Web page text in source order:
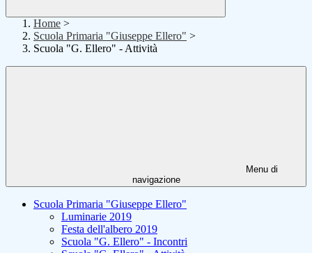
Home >
Scuola Primaria "Giuseppe Ellero" >
Scuola "G. Ellero" - Attività
Menu di
navigazione
Scuola Primaria "Giuseppe Ellero"
Luminarie 2019
Festa dell'albero 2019
Scuola "G. Ellero" - Incontri